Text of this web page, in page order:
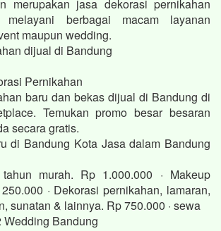
merupakan jasa dekorasi pernikahan
melayani berbagai macam layanan
maupun wedding.
dijual di Bandung
Pernikahan
baru dan bekas dijual di Bandung di
Temukan promo besar besaran
secara gratis.
di Bandung Kota Jasa dalam Bandung
murah. Rp 1.000.000 · Makeup
· Dekorasi pernikahan, lamaran,
sunatan & lainnya. Rp 750.000 · sewa
Wedding Bandung